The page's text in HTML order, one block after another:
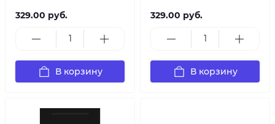
329.00 руб.
В корзину
329.00 руб.
В корзину